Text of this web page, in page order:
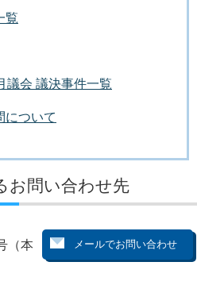
覧
議会 議決事件一覧
について
お問い合わせ先
（本